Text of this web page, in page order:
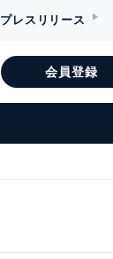
プレスリリース
会員登録